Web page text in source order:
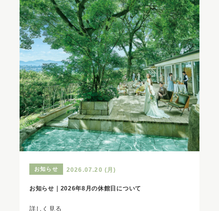
お知らせ 2026.07.20 (月)
お知らせ｜2026年8月の休館日について
詳しく見る